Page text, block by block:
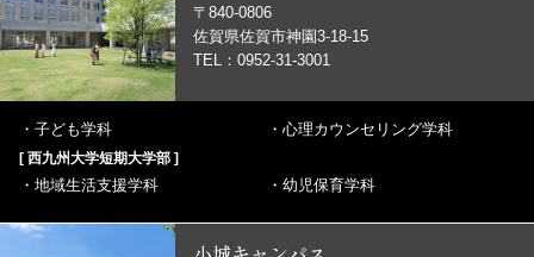
〒840-0806
佐賀県佐賀市神園3-18-15
TEL：0952-31-3001
・ 子ども学科 ・ 心理カウンセリング学科
[ 西九州大学短期大学部 ]
・ 地域生活支援学科 ・ 幼児保育学科